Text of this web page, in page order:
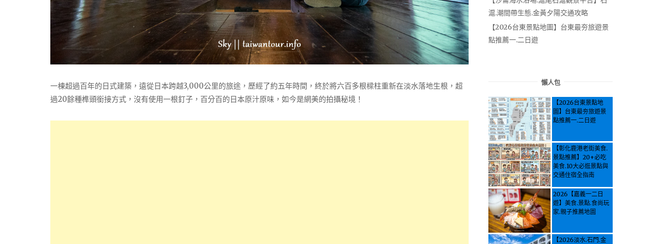
一棟超過百年的日式建築，遠從日本跨越3,000公里的旅途，歷經了約五年時間，終於將六百多根樑柱重新在淡水落地生根，超
過20餘種榫頭銜接方式，沒有使用一根釘子，百分百的日本原汁原味，如今是網美的拍攝秘境！
滬.潮間帶生態.金黃夕陽交通攻略
【2026台東景點地圖】台東最夯旅遊景
點推薦一.二日遊
懶人包
【2026台東景點地
圖】台東最夯旅遊景
點推薦一.二日遊
【彰化鹿港老街美食.
景點推薦】20+必吃
美食.10大必逛景點與
交通住宿全指南
2026【嘉義一二日
遊】美食.景點.食尚玩
家.親子推薦地圖
【2026淡水.石門.金